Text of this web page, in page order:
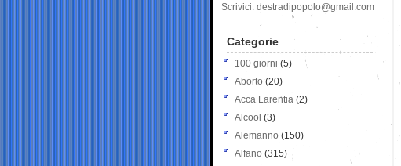
Scrivici: destradipopolo@gmail.com
Categorie
100 giorni (5)
Aborto (20)
Acca Larentia (2)
Alcool (3)
Alemanno (150)
Alfano (315)